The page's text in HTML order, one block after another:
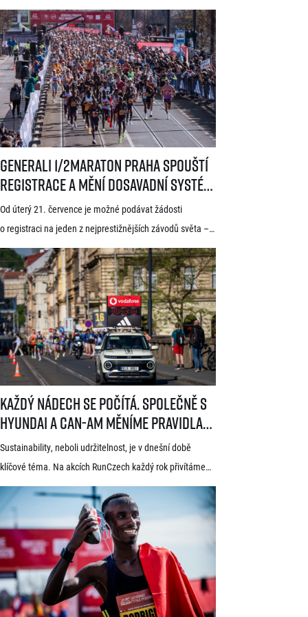
Generali 1/2Maraton Praha spouští
registrace a mění dosavadní systém!
Třítýdenní lhůta na podání žádosti
startuje 21. července
Od úterý 21. července je možné podávat žádosti
o registraci na jeden z nejprestižnějších závodů světa –
Generali 1/2Maraton Praha. Do povědomí běžců se
dostal nejen trasou vedoucí srdcem historické Prahy, ale
i tradicí a naprosto jedinečnou atmosférou. Pyšní se
známkou kvality World Athletics Elite Label, spadá do
seriálu evropských půlmaratonů zvaného SuperHalfs
a jedná se o nejžádanější z pěti závodů RunCzech Halfs.
[…]
Generali 1/2Maraton Praha spouští registrace a mění dosavadní
Každý nádech se počítá. Společně s
Hyundai a Can-Am měníme pravidla
hry
Sustainability, neboli udržitelnost, je v dnešní době
klíčové téma. Na akcích RunCzech každý rok přivítáme
statisíce osob, které motivujeme k pohybu a zdravému
životnímu stylu. S každou masovou akcí se však pojí také
odpovědnost vůči životnímu prostředí a pro nás
v RunCzech jde samozřejmě o důležitou součást při
pořádání našich závodů. Společnost RunCzech se
dlouhodobě snaží vylepšovat svá opatření související
s udržitelností při […]
Každý nádech se počítá. Společně s Hyundai a Can-Am měníme